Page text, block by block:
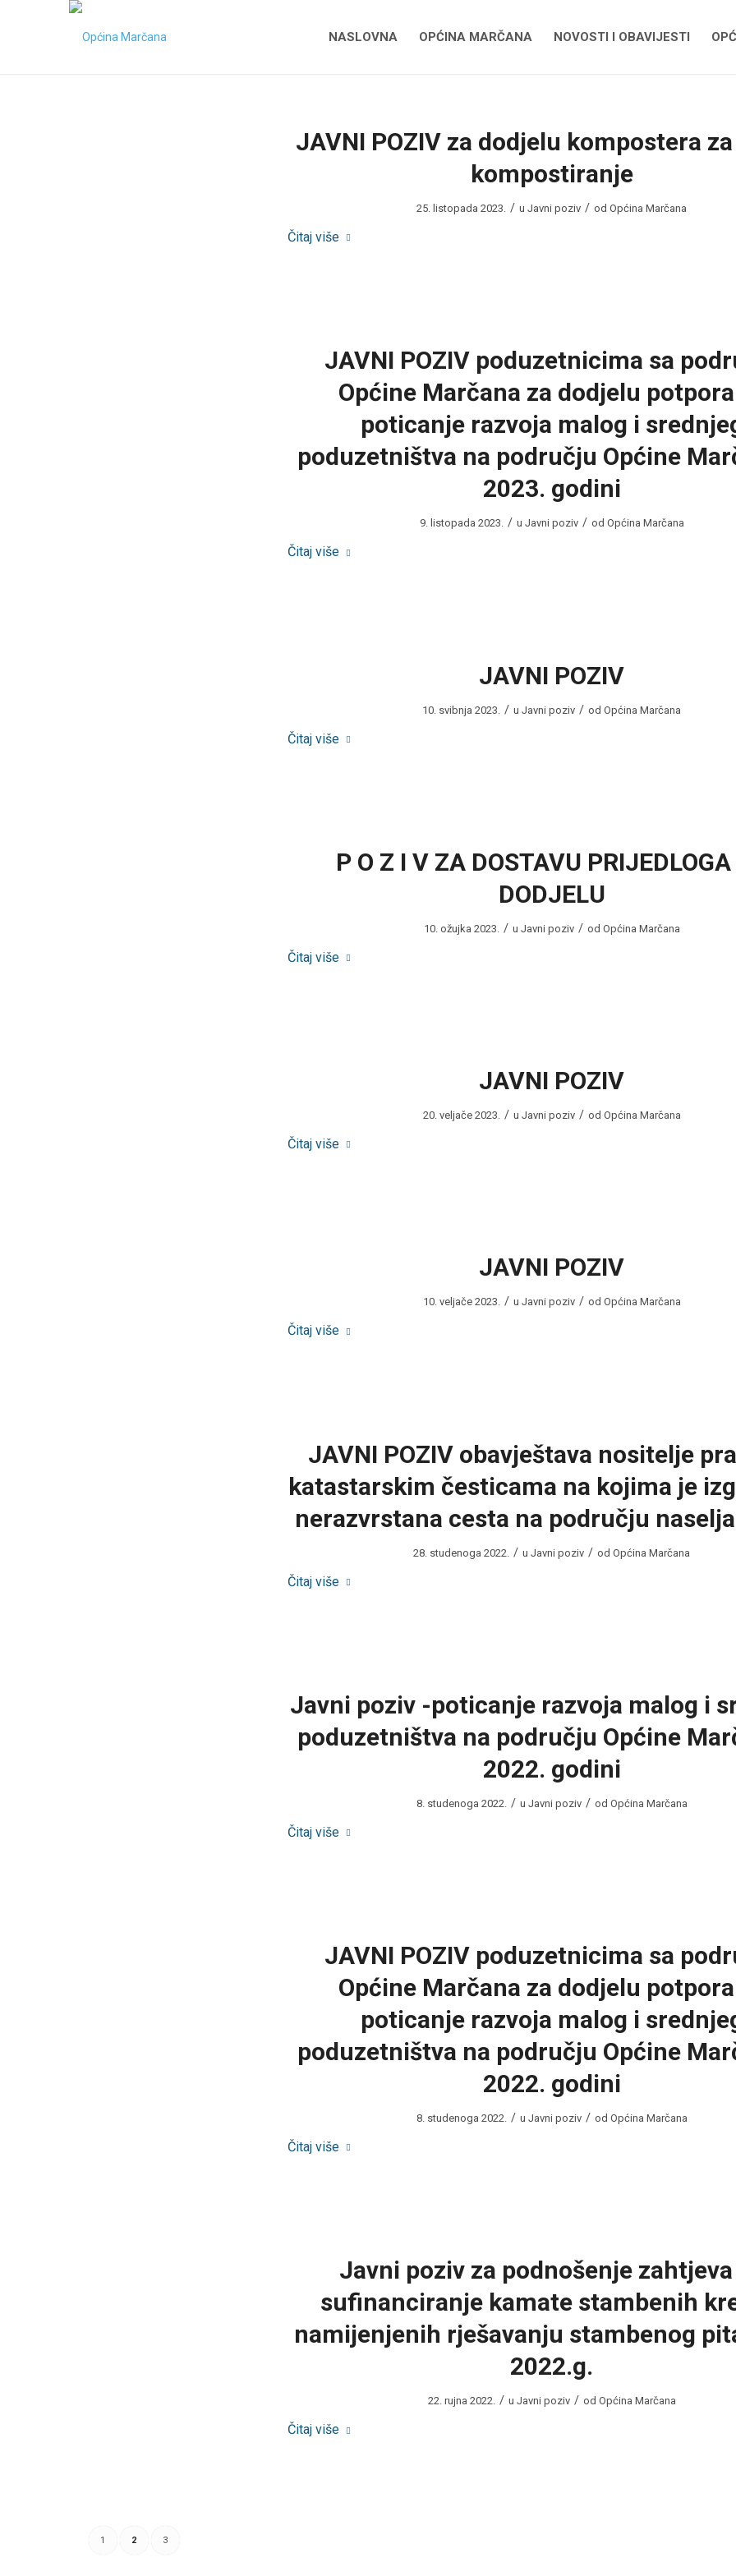
NASLOVNA OPĆINA MARČANA NOVOSTI I OBAVIJESTI
JAVNI POZIV za dodjelu kompostera
kompostiranje
25. listopada 2023. / uJavni poziv / odOpćina Marčana
Čitaj više
JAVNI POZIV poduzetnicima sa
Općine Marčana za dodjelu
poticanje razvoja malog i
poduzetništva na području Općine
2023. godini
9. listopada 2023. / u Javni poziv / od Općina Marčana
Čitaj više
JAVNI POZIV
10. svibnja 2023. / uJavni poziv / odOpćina Marčana
Čitaj više
P O Z I V ZA DOSTAVU
DODJELU
10. ožujka 2023. / u Javni poziv / od Općina Marčana
Čitaj više
JAVNI POZIV
20. veljače 2023. / u Javni poziv / od Općina Marčana
Čitaj više
JAVNI POZIV
10. veljače 2023. / u Javni poziv / od Općina Marčana
Čitaj više
JAVNI POZIV obavještava nositelje
katastarskim česticama na kojima je
nerazvrstana cesta na području
28. studenoga 2022. / uJavni poziv / odOpćina Marčana
Čitaj više
Javni poziv -poticanje razvoja malog i
poduzetništva na području Općine
2022. godini
8. studenoga 2022. / u Javni poziv / od Općina Marčana
Čitaj više
JAVNI POZIV poduzetnicima sa
Općine Marčana za dodjelu
poticanje razvoja malog i
poduzetništva na području Općine
2022. godini
8. studenoga 2022. / u Javni poziv / od Općina Marčana
Čitaj više
Javni poziv za podnošenje
sufinanciranje kamate stambenih
namijenjenih rješavanju stambenog
2022.g.
22. rujna 2022. / u Javni poziv / od Općina Marčana
Čitaj više
1 2 3